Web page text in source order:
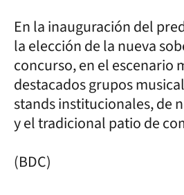
En la inauguración del
la elección de la nueva
concurso, en el escenario
destacados grupos
stands institucionales, de
y el tradicional patio de
(BDC)